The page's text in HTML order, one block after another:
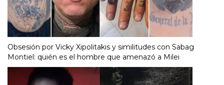
Obsesión por Vicky Xipolitakis y similitudes con Sabag
Montiel: quién es el hombre que amenazó a Milei